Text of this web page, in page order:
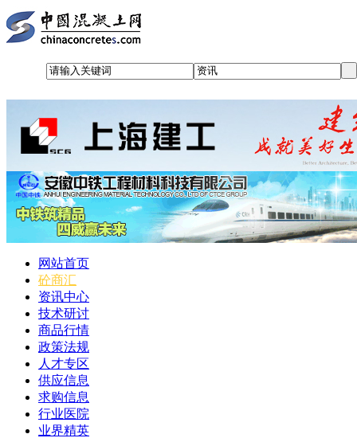
网站首页
砼商汇
资讯中心
技术研讨
商品行情
政策法规
人才专区
供应信息
求购信息
行业医院
业界精英